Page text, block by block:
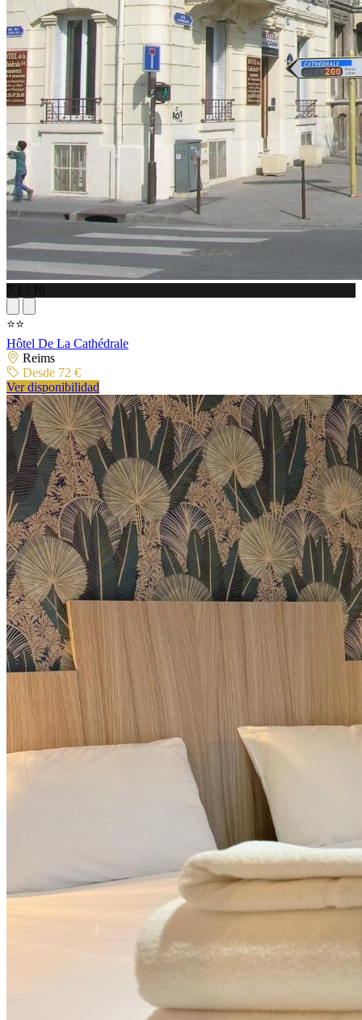
7.1 / 10
⭐⭐
Hôtel De La Cathédrale
Reims
Desde 72 €
Ver disponibilidad